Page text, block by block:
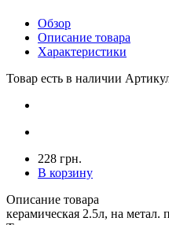
Обзор
Описание товара
Характеристики
Товар есть в наличии
228 грн.
В корзину
Описание товара
керамическая 2.5л, на метал.